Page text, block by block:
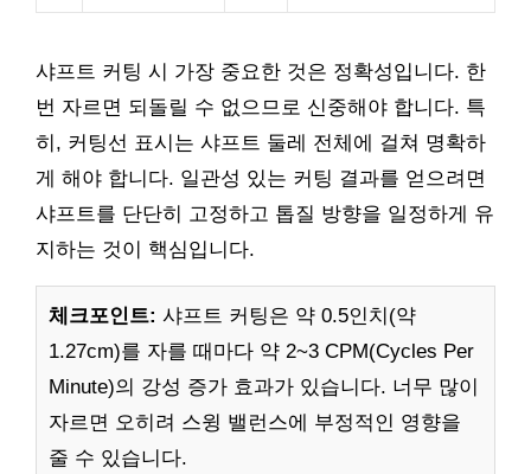
샤프트 커팅 시 가장 중요한 것은 정확성입니다. 한
번 자르면 되돌릴 수 없으므로 신중해야 합니다. 특
히, 커팅선 표시는 샤프트 둘레 전체에 걸쳐 명확하
게 해야 합니다. 일관성 있는 커팅 결과를 얻으려면
샤프트를 단단히 고정하고 톱질 방향을 일정하게 유
지하는 것이 핵심입니다.
체크포인트: 샤프트 커팅은 약 0.5인치(약
1.27cm)를 자를 때마다 약 2~3 CPM(Cycles Per
Minute)의 강성 증가 효과가 있습니다. 너무 많이
자르면 오히려 스윙 밸런스에 부정적인 영향을
줄 수 있습니다.